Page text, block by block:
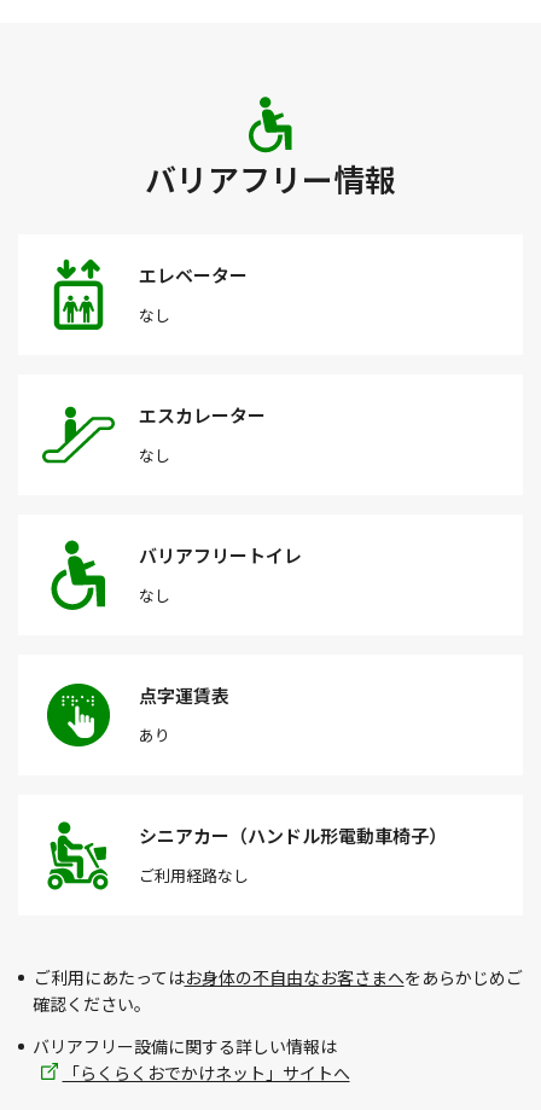
バリアフリー情報
エレベーター
なし
エスカレーター
なし
バリアフリートイレ
なし
点字運賃表
あり
シニアカー（ハンドル形電動車椅子）
ご利用経路なし
ご利用にあたってはお身体の不自由なお客さまへをあらかじめご
確認ください。
バリアフリー設備に関する詳しい情報は
「らくらくおでかけネット」サイトへ